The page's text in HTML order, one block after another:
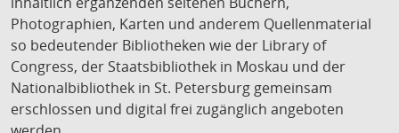
Photographien, Karten und anderem Quellenmaterial
so bedeutender Bibliotheken wie der Library of
Congress, der Staatsbibliothek in Moskau und der
Nationalbibliothek in St. Petersburg gemeinsam
erschlossen und digital frei zugänglich angeboten